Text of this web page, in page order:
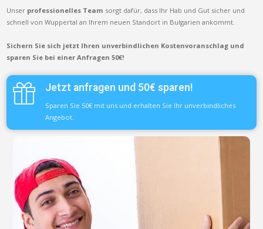
Unser professionelles Team sorgt dafür, dass Ihr Hab und Gut sicher und
schnell von Wuppertal an Ihrem neuen Standort in Bulgarien ankommt.
Sichern Sie sich jetzt Ihren unverbindlichen Kostenvoranschlag und
sparen Sie bei einer Anfragen 50€!
Jetzt anfragen und 50€ sparen!
Sparen Sie 50€ mit uns und erhalten Sie Ihr unverbindliches
Angebot.